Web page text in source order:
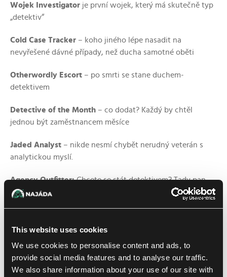
This website uses cookies
We use cookies to personalise content and ads, to
provide social media features and to analyse our traffic.
We also share information about your use of our site with
Wojek Investigator je první wojek, který má skutečně typ
„detektiv“
Cold Case Tracker – koho jiného lépe nasadit na
nevyřešené dávné případy, než ducha samotné oběti
Otherwordly Escort – po smrti se stane duchem-
detektivem
Detective of the Month – co dodat? Každý by chtěl
jednou být zaměstnancem měsíce
Jaded Analyst – nikde nesmí chybět nerudný veterán s
analytickou myslí.
Agency Outfitter:Chcete se stát detektivem? Tady pan
sfinga vám donese všechno, co do začátku potřebujete –
Undercover Crocodelf:Vtip je v tom, že jde o